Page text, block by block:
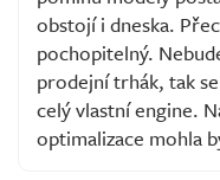
obstojí i dneska.
pochopitelný.
prodejní trhák, tak
celý vlastní engine.
optimalizace mohla